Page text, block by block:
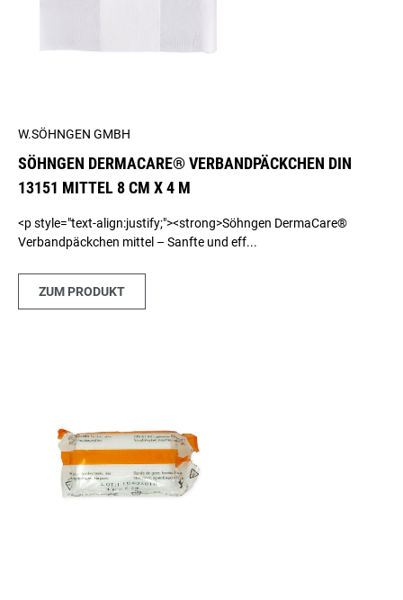
W.SÖHNGEN GMBH
SÖHNGEN DERMACARE® VERBANDPÄCKCHEN DIN
13151 MITTEL 8 CM X 4 M
<p style="text-align:justify;"><strong>Söhngen DermaCare®
Verbandpäckchen mittel – Sanfte und eff...
ZUM PRODUKT